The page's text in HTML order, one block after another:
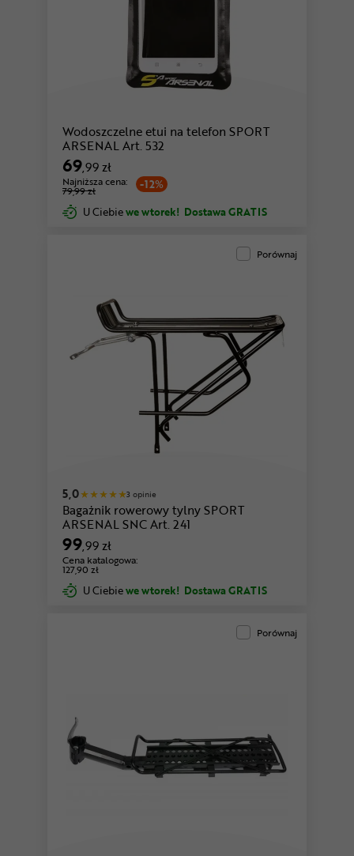
Wodoszczelne etui na telefon SPORT
ARSENAL Art. 532
69,99 zł
-12%
Najniższa cena:
79,99 zł
U Ciebiewe wtorek! Dostawa GRATIS
Porównaj
5,0 3 opinie
Bagażnik rowerowy tylny SPORT
ARSENAL SNC Art. 241
99,99 zł
Cena katalogowa:
127,90 zł
U Ciebiewe wtorek! Dostawa GRATIS
Porównaj